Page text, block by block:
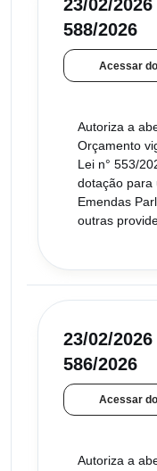
23/02/
588/2026
Acessar
Autoriza a
Orçamento
Lei n° 553/
dotação para
Emendas
outras
23/02/
586/2026
Acessar
Autoriza a